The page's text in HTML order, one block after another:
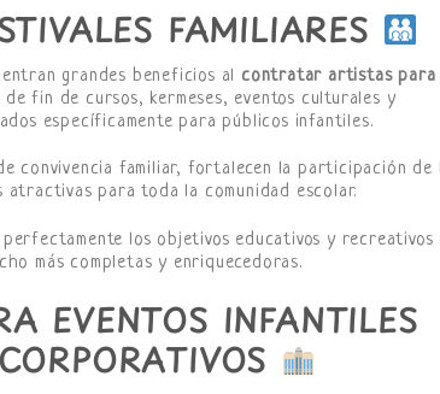
FAMILIARES
grandes beneficios al contratar artistas para
fin de cursos, kermeses, eventos culturales y
específicamente para públicos infantiles.
convivencia familiar, fortalecen la participación de
atractivas para toda la comunidad escolar.
los objetivos educativos y recreativos
más completas y enriquecedoras.
EVENTOS INFANTILES